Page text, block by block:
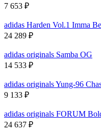
7 653 ₽
adidas Harden Vol.1 Imma
24 289 ₽
adidas originals Samba OG
14 533 ₽
adidas originals Yung-96
9 133 ₽
adidas originals FORUM
24 637 ₽